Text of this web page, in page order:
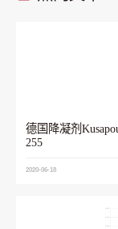
德国降凝剂
255
2020-06-18